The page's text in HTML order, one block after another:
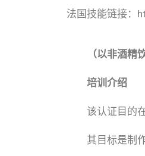
法国技能链接：
（以非酒精
培训介绍
该认证目的
其目标是制